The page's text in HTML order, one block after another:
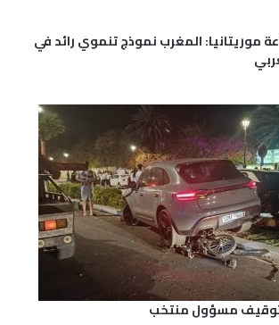
موريتانيا: المغرب نموذج تنموي رائد في
مسؤول منتخب